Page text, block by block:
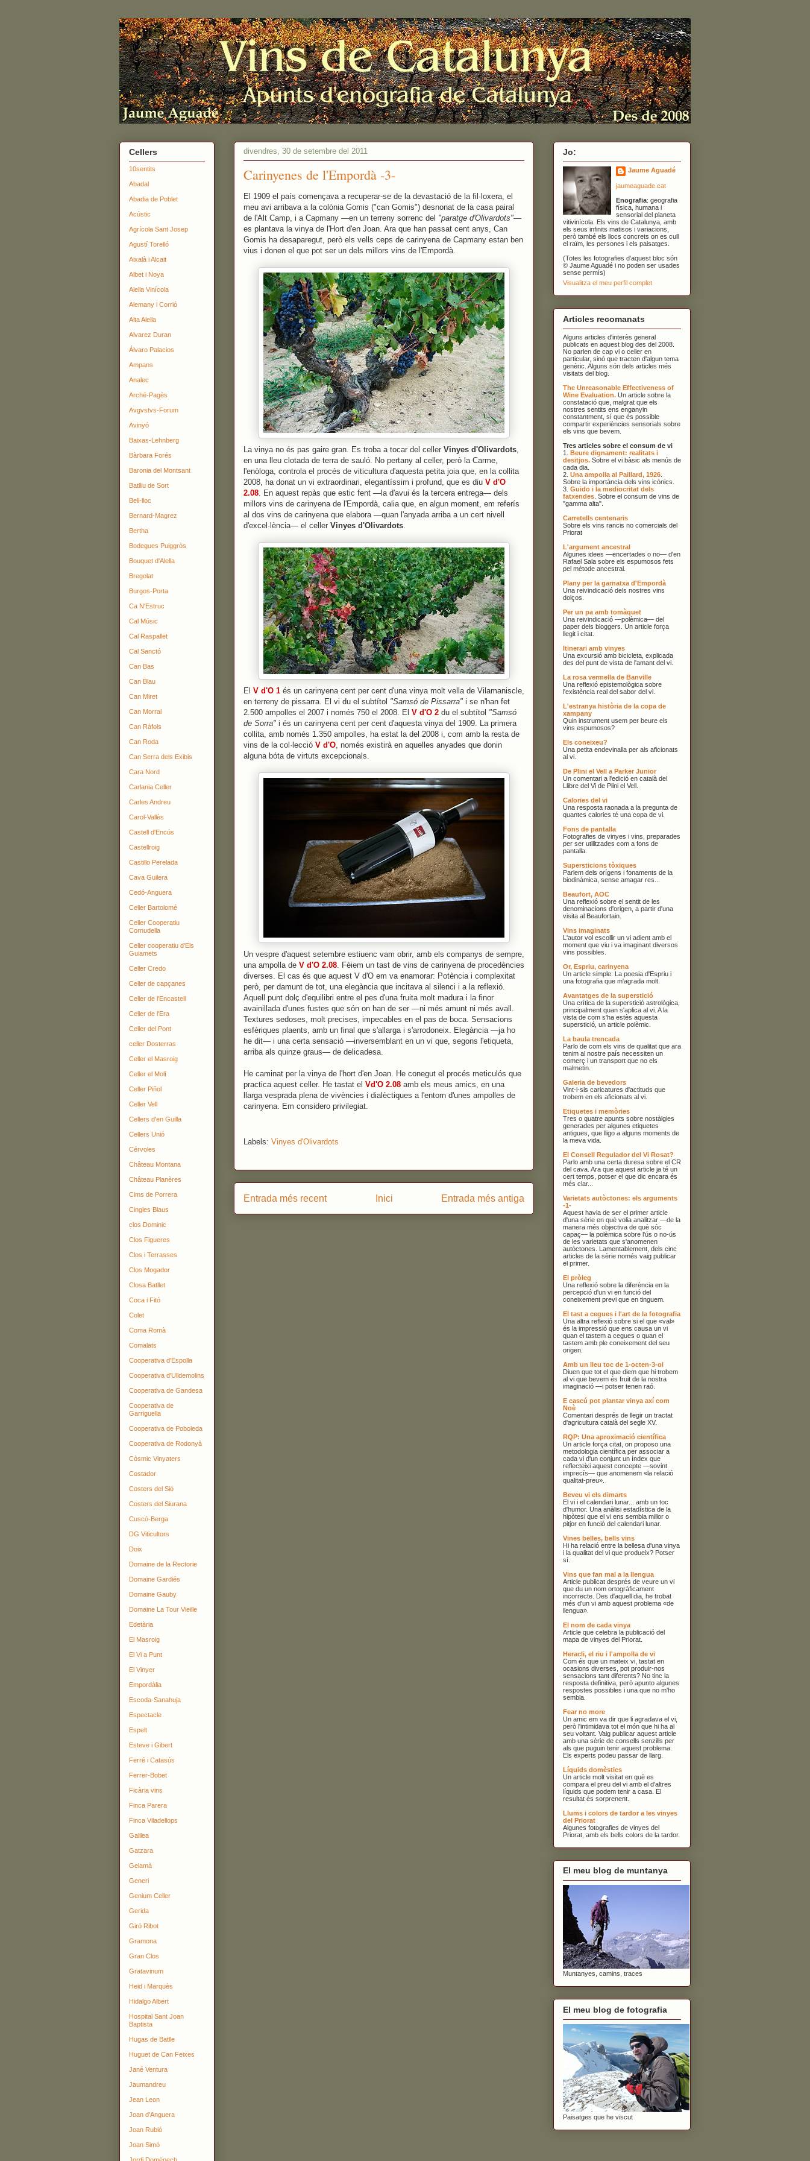
divendres, 30 de setembre del 2011
Carinyenes de l'Empordà -3-
El 1909 el país començava a recuperar-se de la devastació de la fil·loxera, el
meu avi arribava a la colònia Gomis ("can Gomis") desnonat de la casa pairal
de l'Alt Camp, i a Capmany —en un terreny sorrenc del "paratge d'Olivardots"—
es plantava la vinya de l'Hort d'en Joan. Ara que han passat cent anys, Can
Gomis ha desaparegut, però els vells ceps de carinyena de Capmany estan ben
vius i donen el que pot ser un dels millors vins de l'Empordà.
La vinya no és pas gaire gran. Es troba a tocar del celler Vinyes d'Olivardots,
en una lleu clotada de terra de sauló. No pertany al celler, però la Carme,
l'enòloga, controla el procés de viticultura d'aquesta petita joia que, en la collita
2008, ha donat un vi extraordinari, elegantíssim i profund, que es diu V d'O
2.08. En aquest repàs que estic fent —la d'avui és la tercera entrega— dels
millors vins de carinyena de l'Empordà, calia que, en algun moment, em referís
al dos vins de carinyena que elabora —quan l'anyada arriba a un cert nivell
d'excel·lència— el celler Vinyes d'Olivardots.
El V d'O 1 és un carinyena cent per cent d'una vinya molt vella de Vilamaniscle,
en terreny de pissarra. El vi du el subtítol "Samsó de Pissarra" i se n'han fet
2.500 ampolles el 2007 i només 750 el 2008. El V d'O 2 du el subtítol "Samsó
de Sorra" i és un carinyena cent per cent d'aquesta vinya del 1909. La primera
collita, amb només 1.350 ampolles, ha estat la del 2008 i, com amb la resta de
vins de la col·lecció V d'O, només existirà en aquelles anyades que donin
alguna bóta de virtuts excepcionals.
Un vespre d'aquest setembre estiuenc vam obrir, amb els companys de sempre,
una ampolla de V d'O 2.08. Fèiem un tast de vins de carinyena de procedències
diverses. El cas és que aquest V d'O em va enamorar: Potència i complexitat
però, per damunt de tot, una elegància que incitava al silenci i a la reflexió.
Aquell punt dolç d'equilibri entre el pes d'una fruita molt madura i la finor
avainillada d'unes fustes que són on han de ser —ni més amunt ni més avall.
Textures sedoses, molt precises, impecables en el pas de boca. Sensacions
esfèriques plaents, amb un final que s'allarga i s'arrodoneix. Elegància —ja ho
he dit— i una certa sensació —inversemblant en un vi que, segons l'etiqueta,
arriba als quinze graus— de delicadesa.
He caminat per la vinya de l'hort d'en Joan. He conegut el procés meticulós que
practica aquest celler. He tastat el Vd'O 2.08 amb els meus amics, en una
llarga vesprada plena de vivències i dialèctiques a l'entorn d'unes ampolles de
carinyena. Em considero privilegiat.
Labels: Vinyes d'Olivardots
Entrada més recent Entrada més antiga
Inici
Cellers
10sentits
Abadal
Abadia de Poblet
Acústic
Agrícola Sant Josep
Agustí Torelló
Aixalà i Alcait
Albet i Noya
Alella Vinícola
Alemany i Corrió
Alta Alella
Alvarez Duran
Álvaro Palacios
Ampans
Analec
Arché-Pagès
Avgvstvs-Forum
Avinyó
Baixas-Lehnberg
Bàrbara Forés
Baronia del Montsant
Batlliu de Sort
Bell-lloc
Bernard-Magrez
Bertha
Bodegues Puiggròs
Bouquet d'Alella
Bregolat
Burgos-Porta
Ca N'Estruc
Cal Músic
Cal Raspallet
Cal Sanctó
Can Bas
Can Blau
Can Miret
Can Morral
Can Ràfols
Can Roda
Can Serra dels Exibis
Cara Nord
Carlania Celler
Carles Andreu
Carol-Vallès
Castell d'Encús
Castellroig
Castillo Perelada
Cava Guilera
Cedó-Anguera
Celler Bartolomé
Celler Cooperatiu
Cornudella
Celler cooperatiu d'Els
Guiamets
Celler Credo
Celler de capçanes
Celler de l'Encastell
Celler de l'Era
Celler del Pont
celler Dosterras
Celler el Masroig
Celler el Molí
Celler Piñol
Celler Vell
Cellers d'en Guilla
Cellers Unió
Cérvoles
Château Montana
Château Planères
Cims de Porrera
Cingles Blaus
clos Dominic
Clos Figueres
Clos i Terrasses
Clos Mogador
Closa Batllet
Coca i Fitó
Colet
Coma Romà
Comalats
Cooperativa d'Espolla
Cooperativa d'Ulldemolins
Cooperativa de Gandesa
Cooperativa de
Garriguella
Cooperativa de Poboleda
Cooperativa de Rodonyà
Còsmic Vinyaters
Costador
Costers del Sió
Costers del Siurana
Cuscó-Berga
DG Viticultors
Doix
Domaine de la Rectorie
Domaine Gardiés
Domaine Gauby
Domaine La Tour Vieille
Edetària
El Masroig
El Vi a Punt
El Vinyer
Empordàlia
Escoda-Sanahuja
Espectacle
Espelt
Esteve i Gibert
Ferré i Catasús
Ferrer-Bobet
Ficària vins
Finca Parera
Finca Viladellops
Galilea
Gatzara
Gelamà
Generi
Genium Celler
Gerida
Giró Ribot
Gramona
Gran Clos
Gratavinum
Heid i Marquès
Hidalgo Albert
Hospital Sant Joan
Baptista
Hugas de Batlle
Huguet de Can Feixes
Jané Ventura
Jaumandreu
Jean Leon
Joan d'Anguera
Joan Rubió
Joan Simó
Jo:
Jaume Aguadé
jaumeaguade.cat
Enografia: geografia
física, humana i
sensorial del planeta
vitivinícola. Els vins de Catalunya, amb
els seus infinits matisos i variacions,
però també els llocs concrets on es cull
el raïm, les persones i els paisatges.
(Totes les fotografies d'aquest bloc són
© Jaume Aguadé i no poden ser usades
sense permís)
Visualitza el meu perfil complet
Articles recomanats
Alguns articles d'interès general
publicats en aquest blog des del 2008.
No parlen de cap vi o celler en
particular, sinó que tracten d'algun tema
genèric. Alguns són dels articles més
visitats del blog.
The Unreasonable Effectiveness of
Wine Evaluation. Un article sobre la
constatació que, malgrat que els
nostres sentits ens enganyin
constantment, sí que és possible
compartir experiències sensorials sobre
els vins que bevem.
Tres articles sobre el consum de vi
1. Beure dignament: realitats i
desitjos. Sobre el vi bàsic als menús de
cada dia.
2. Una ampolla al Paillard, 1926
Sobre la importància dels vins icònics.
3. Guido i la mediocritat dels
fatxendes . Sobre el consum de vins de
"gamma alta".
Carretells centenaris
Sobre els vins rancis no comercials del
Priorat
L'argument ancestral
Algunes idees —encertades o no— d'en
Rafael Sala sobre els espumosos fets
pel mètode ancestral.
Plany per la garnatxa d'Empordà
Una reivindicació dels nostres vins
dolços.
Per un pa amb tomàquet
Una reivindicació —polèmica— del
paper dels bloggers. Un article força
llegit i citat.
Itinerari amb vinyes
Una excursió amb bicicleta, explicada
des del punt de vista de l'amant del vi.
La rosa vermella de Banville
Una reflexió epistemològica sobre
l'existència real del sabor del vi.
L'estranya història de la copa de
xampany
Quin instrument usem per beure els
vins espumosos?
Els coneixeu?
Una petita endevinalla per als aficionats
al vi.
De Plini el Vell a Parker Junior
Un comentari a l'edició en català del
Llibre del Vi de Plini el Vell.
Calories del vi
Una resposta raonada a la pregunta de
quantes calories té una copa de vi.
Fons de pantalla
Fotografies de vinyes i vins, preparades
per ser utilitzades com a fons de
pantalla.
Supersticions tòxiques
Parlem dels orígens i fonaments de la
biodinàmica, sense amagar res...
Beaufort, AOC
Una reflexió sobre el sentit de les
denominacions d'origen, a partir d'una
visita al Beaufortain.
Vins imaginats
L'autor vol escollir un vi adient amb el
moment que viu i va imaginant diversos
vins possibles.
Or, Espriu, carinyena
Un article simple: La poesia d'Espriu i
una fotografia que m'agrada molt.
Avantatges de la superstició
Una crítica de la superstició astrològica,
principalment quan s'aplica al vi. A la
vista de com s'ha estès aquesta
superstició, un article polèmic.
La baula trencada
Parlo de com els vins de qualitat que ara
tenim al nostre país necessiten un
comerç i un transport que no els
malmetin.
Galeria de bevedors
Vint-i-sis caricatures d'actituds que
trobem en els aficionats al vi.
Etiquetes i memòries
Tres o quatre apunts sobre nostàlgies
generades per algunes etiquetes
antigues, que lligo a alguns moments de
la meva vida.
El Consell Regulador del Vi Rosat?
Parlo amb una certa duresa sobre el CR
del cava. Ara que aquest article ja té un
cert temps, potser el que dic encara és
més clar...
Varietats autòctones: els arguments
-1-
Aquest havia de ser el primer article
d'una sèrie en què volia analitzar —de la
manera més objectiva de què sóc
capaç— la polèmica sobre l'ús o no-ús
de les varietats que s'anomenen
autòctones. Lamentablement, dels cinc
articles de la sèrie només vaig publicar
el primer.
El pròleg
Una reflexió sobre la diferència en la
percepció d'un vi en funció del
coneixement previ que en tinguem.
El tast a cegues i l'art de la fotografia
Una altra reflexió sobre si el que «val»
és la impressió que ens causa un vi
quan el tastem a cegues o quan el
tastem amb ple coneixement del seu
origen.
Amb un lleu toc de 1-octen-3-ol
Diuen que tot el que diem que hi trobem
al vi que bevem és fruit de la nostra
imaginació —i potser tenen raó.
E cascú pot plantar vinya axí com
Noè
Comentari després de llegir un tractat
d'agricultura català del segle XV.
RQP: Una aproximació científica
Un article força citat, on proposo una
metodologia científica per associar a
cada vi d'un conjunt un índex que
reflecteixi aquest concepte —sovint
imprecís— que anomenem «la relació
qualitat-preu».
Beveu vi els dimarts
El vi i el calendari lunar... amb un toc
d'humor. Una anàlisi estadística de la
hipòtesi que el vi ens sembla millor o
pitjor en funció del calendari lunar.
Vines belles, bells vins
Hi ha relació entre la bellesa d'una vinya
i la qualitat del vi que produeix? Potser
sí.
Vins que fan mal a la llengua
Article publicat després de veure un vi
que du un nom ortogràficament
incorrecte. Des d'aquell dia, he trobat
més d'un vi amb aquest problema «de
llengua».
El nom de cada vinya
Article que celebra la publicació del
mapa de vinyes del Priorat.
Heracli, el riu i l'ampolla de vi
Com és que un mateix vi, tastat en
ocasions diverses, pot produir-nos
sensacions tant diferents? No tinc la
resposta definitiva, però apunto algunes
respostes possibles i una que no m'ho
sembla.
Fear no more
Un amic em va dir que li agradava el vi,
però l'intimidava tot el món que hi ha al
seu voltant. Vaig publicar aquest article
amb una sèrie de consells senzills per
als que puguin tenir aquest problema.
Els experts podeu passar de llarg.
Líquids domèstics
Un article molt visitat en què es
compara el preu del vi amb el d'altres
líquids que podem tenir a casa. El
resultat és sorprenent.
Llums i colors de tardor a les vinyes
del Priorat
Algunes fotografies de vinyes del
Priorat, amb els bells colors de la tardor.
El meu blog de muntanya
Muntanyes, camins, traces
El meu blog de fotografia
Paisatges que he viscut